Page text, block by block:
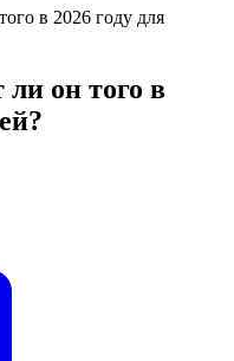
в 2026 году для
он того в